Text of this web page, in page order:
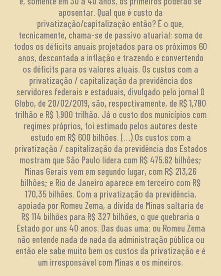
aposentar. Qual que é custo da
privatização/capitalização então? É o que,
tecnicamente, chama-se de passivo atuarial: soma de
todos os déficits anuais projetados para os próximos 60
anos, descontada a inflação e trazendo e convertendo
os déficits para os valores atuais. Os custos com a
privatização / capitalização da previdência dos
servidores federais e estaduais, divulgado pelo jornal O
Globo, de 20/02/2019, são, respectivamente, de R$ 1,780
trilhão e R$ 1,900 trilhão. Já o custo dos municípios com
regimes próprios, foi estimado pelos autores deste
estudo em R$ 600 bilhões. (…) Os custos com a
privatização / capitalização da previdência dos Estados
mostram que São Paulo lidera com R$ 475,62 bilhões;
Minas Gerais vem em segundo lugar, com R$ 213,26
bilhões; e Rio de Janeiro aparece em terceiro com R$
170,35 bilhões. Com a privatização da previdência,
apoiada por Romeu Zema, a dívida de Minas saltaria de
R$ 114 bilhões para R$ 327 bilhões, o que quebraria o
Estado por uns 40 anos. Das duas uma: ou Romeu Zema
não entende nada de nada da administração pública ou
então ele sabe muito bem os custos da privatização e é
um irresponsável com Minas e os mineiros.